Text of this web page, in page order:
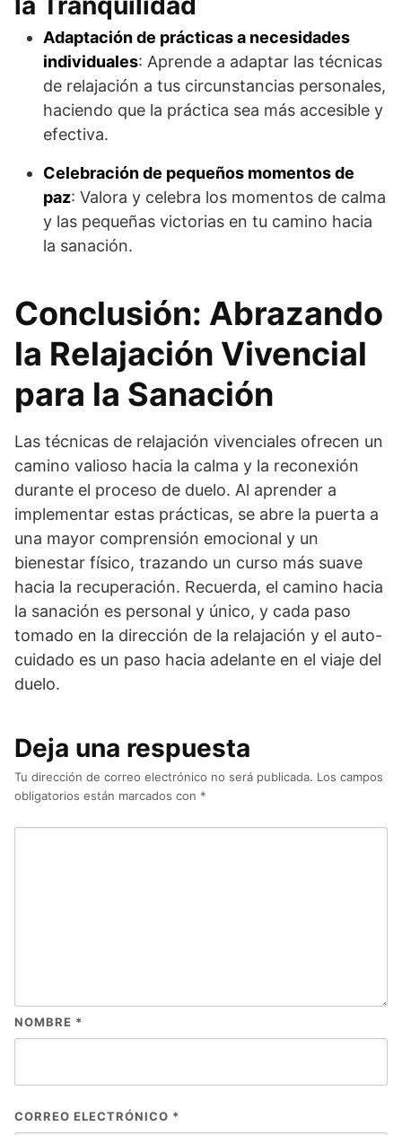
Adaptación de prácticas a necesidades
individuales: Aprende a adaptar las técnicas
de relajación a tus circunstancias personales,
haciendo que la práctica sea más accesible y
efectiva.
Celebración de pequeños momentos de
paz: Valora y celebra los momentos de calma
y las pequeñas victorias en tu camino hacia
la sanación.
Conclusión: Abrazando
la Relajación Vivencial
para la Sanación
Las técnicas de relajación vivenciales ofrecen un
camino valioso hacia la calma y la reconexión
durante el proceso de duelo. Al aprender a
implementar estas prácticas, se abre la puerta a
una mayor comprensión emocional y un
bienestar físico, trazando un curso más suave
hacia la recuperación. Recuerda, el camino hacia
la sanación es personal y único, y cada paso
tomado en la dirección de la relajación y el auto-
cuidado es un paso hacia adelante en el viaje del
duelo.
Deja una respuesta
Tu dirección de correo electrónico no será publicada. Los campos
obligatorios están marcados con *
NOMBRE *
CORREO ELECTRÓNICO *